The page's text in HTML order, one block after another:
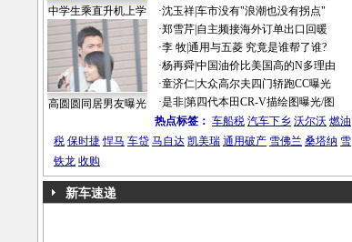
中学生乘直升机上学
高圆圆同居男友曝光
·沈玉祥|车市没有"浪潮也没有拐点"
·郑雪芹| 自主频接海外订单出口回暖
·李 牧|通用与五菱 究竟是谁帮了谁?
·杨再舜|中国油价比美国高的N多理由
·童济仁|大众高尔夫四门轿跑CC曝光
·是非|第四代本田CR-V描绘图曝光/图
热点标签： 车船税 汽车下乡 沃尔沃 燃油
税 保时捷 悍马 车贷 马自达 凯美瑞 通用破产 雪佛兰 桑塔纳 雪
铁龙 收购
新车速递